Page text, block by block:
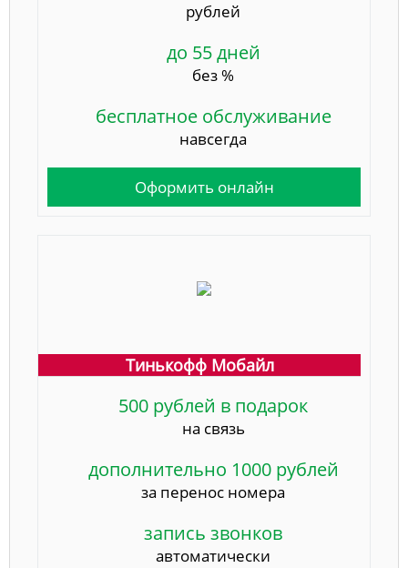
рублей
до 55 дней
без %
бесплатное обслуживание
навсегда
Оформить онлайн
Тинькофф Мобайл
500 рублей в подарок
на связь
дополнительно 1000 рублей
за перенос номера
запись звонков
автоматически